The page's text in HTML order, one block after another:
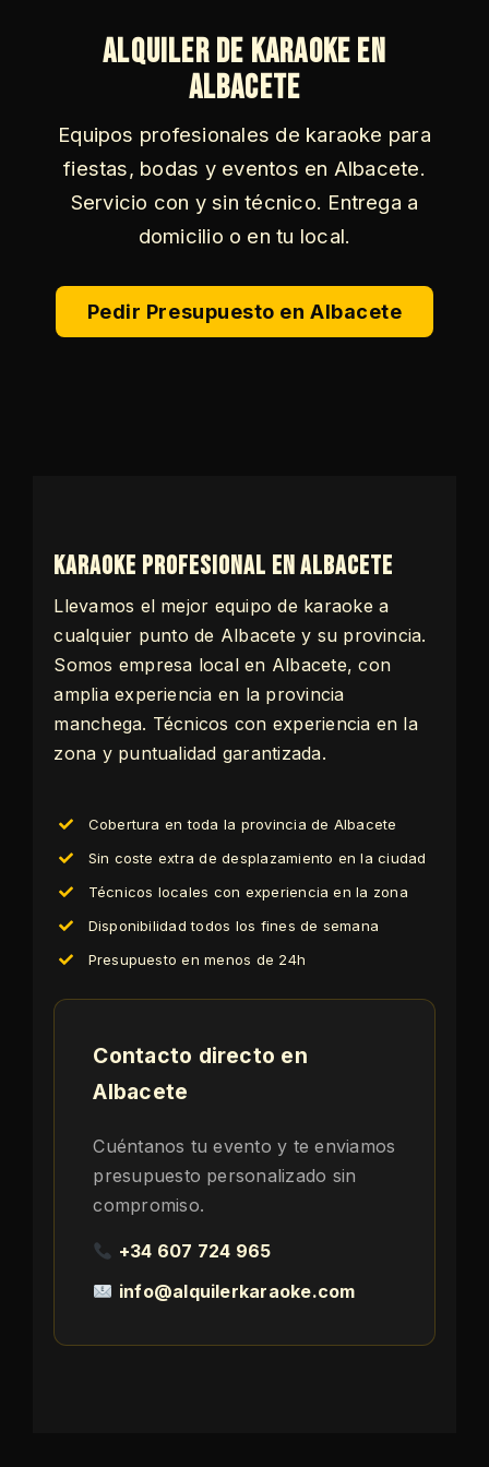
Alquiler de Karaoke en
Albacete
Equipos profesionales de karaoke para
fiestas, bodas y eventos en Albacete.
Servicio con y sin técnico. Entrega a
domicilio o en tu local.
Pedir Presupuesto en Albacete
Karaoke profesional en Albacete
Llevamos el mejor equipo de karaoke a
cualquier punto de Albacete y su provincia.
Somos empresa local en Albacete, con
amplia experiencia en la provincia
manchega. Técnicos con experiencia en la
zona y puntualidad garantizada.
Cobertura en toda la provincia de Albacete
Sin coste extra de desplazamiento en la ciudad
Técnicos locales con experiencia en la zona
Disponibilidad todos los fines de semana
Presupuesto en menos de 24h
Contacto directo en
Albacete
Cuéntanos tu evento y te enviamos
presupuesto personalizado sin
compromiso.
+34 607 724 965
info@alquilerkaraoke.com